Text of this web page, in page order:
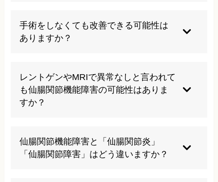
での立ち姿勢、長時間同じ姿勢を続けることは避
け、こまめな休憩と左右バランスの良い動きを意
識しましょう。
手術をしなくても改善できる可能性は
ありますか？
法、筋力トレーニング、日常動作の修正などの保
存的なアプローチで症状の軽減が期待でき、手術
が必要なケースは一部に限られます。
レントゲンやMRIで異常なしと言われて
も仙腸関節機能障害の可能性はありま
すか？
くく、徒手検査や問診・触診で総合的に判断する
ことが多いため、「画像異常なし＝問題なし」と
仙腸関節機能障害と「仙腸関節炎」
「仙腸関節障害」はどう違いますか？